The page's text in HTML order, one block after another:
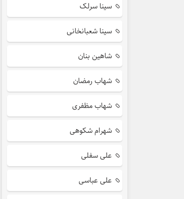
سینا سرلک
سینا شعبانخانی
شاهین بنان
شهاب رمضان
شهاب مظفری
شهرام شکوهی
علی سفلی
علی عباسی